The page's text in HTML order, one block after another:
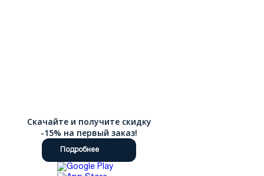
Скачайте и получите скидку
-15% на первый заказ!
Подробнее